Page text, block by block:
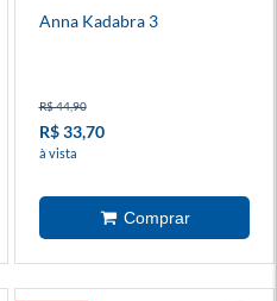
Anna Kadabra 3
R$ 44,90
R$ 33,70
à vista